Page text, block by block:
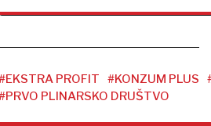
PROFIT #KONZUM PLUS
PLINARSKO DRUŠTVO